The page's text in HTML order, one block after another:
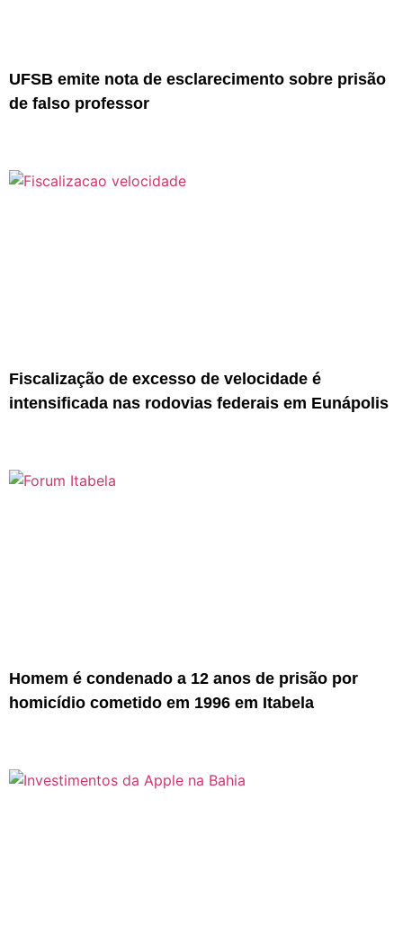
UFSB emite nota de esclarecimento sobre prisão
de falso professor
Fiscalização de excesso de velocidade é
intensificada nas rodovias federais em Eunápolis
Homem é condenado a 12 anos de prisão por
homicídio cometido em 1996 em Itabela